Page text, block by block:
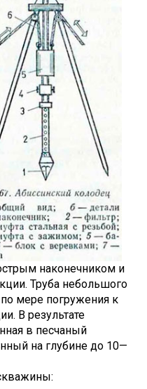
наконечником и
Труба небольшого
по мере погружения к
В результате
в песчаный
на глубине до 10—